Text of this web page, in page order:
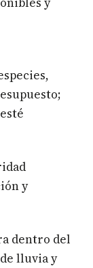
y
dentro del
lluvia y